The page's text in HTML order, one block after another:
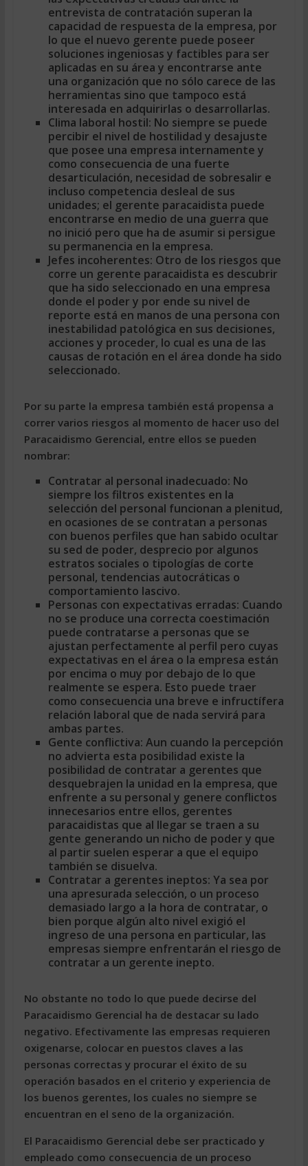
entrevista de contratación superan la
capacidad de respuesta de la empresa, por
lo que el nuevo gerente puede poseer
soluciones ingeniosas y factibles para ser
aplicadas en su área y encontrarse ante
una organización que no sólo carece de las
herramientas sino que tampoco está
interesada en adquirirlas o desarrollarlas.
Clima laboral hostil: No siempre se puede
percibir el nivel de hostilidad y desajuste
que posee una empresa internamente y
como consecuencia de una fuerte
desarticulación, necesidad de sobresalir e
incluso competencia desleal de sus
unidades; el gerente paracaidista puede
encontrarse en medio de una guerra que
no inició pero que ha de asumir si persigue
su permanencia en la empresa.
Jefes incoherentes: Otro de los riesgos que
corre un gerente paracaidista es descubrir
que ha sido seleccionado en una empresa
donde el poder y por ende su nivel de
reporte está en manos de una persona con
inestabilidad patológica en sus decisiones,
acciones y proceder, lo cual es una de las
causas de rotación en el área donde ha sido
seleccionado.
Por su parte la empresa también está propensa a
correr varios riesgos al momento de hacer uso del
Paracaidismo Gerencial, entre ellos se pueden
nombrar:
Contratar al personal inadecuado: No
siempre los filtros existentes en la
selección del personal funcionan a plenitud,
en ocasiones de se contratan a personas
con buenos perfiles que han sabido ocultar
su sed de poder, desprecio por algunos
estratos sociales o tipologías de corte
personal, tendencias autocráticas o
comportamiento lascivo.
Personas con expectativas erradas: Cuando
no se produce una correcta coestimación
puede contratarse a personas que se
ajustan perfectamente al perfil pero cuyas
expectativas en el área o la empresa están
por encima o muy por debajo de lo que
realmente se espera. Esto puede traer
como consecuencia una breve e infructífera
relación laboral que de nada servirá para
ambas partes.
Gente conflictiva: Aun cuando la percepción
no advierta esta posibilidad existe la
posibilidad de contratar a gerentes que
desquebrajen la unidad en la empresa, que
enfrente a su personal y genere conflictos
innecesarios entre ellos, gerentes
paracaidistas que al llegar se traen a su
gente generando un nicho de poder y que
al partir suelen esperar a que el equipo
también se disuelva.
Contratar a gerentes ineptos: Ya sea por
una apresurada selección, o un proceso
demasiado largo a la hora de contratar, o
bien porque algún alto nivel exigió el
ingreso de una persona en particular, las
empresas siempre enfrentarán el riesgo de
contratar a un gerente inepto.
No obstante no todo lo que puede decirse del
Paracaidismo Gerencial ha de destacar su lado
negativo. Efectivamente las empresas requieren
oxigenarse, colocar en puestos claves a las
personas correctas y procurar el éxito de su
operación basados en el criterio y experiencia de
los buenos gerentes, los cuales no siempre se
encuentran en el seno de la organización.
El Paracaidismo Gerencial debe ser practicado y
empleado como consecuencia de un proceso